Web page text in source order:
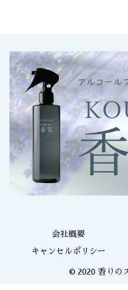
会社概要
キャンセルポリシー
© 2020 香り